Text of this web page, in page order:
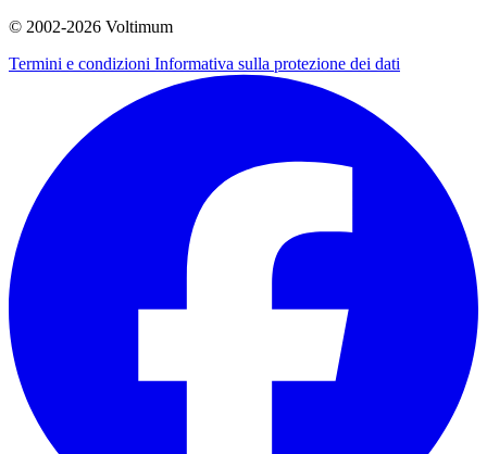
© 2002-2026 Voltimum
Termini e condizioni Informativa sulla protezione dei dati